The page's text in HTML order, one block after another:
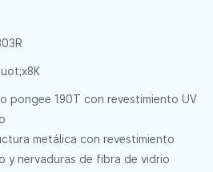
pongee 190T con revestimiento UV
metálica con revestimiento
y nervaduras de fibra de vidrio